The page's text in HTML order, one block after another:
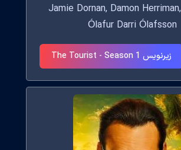
بازیگران: Jamie Dornan, Damon Herriman,
Ólafur Darri Ólafsson
زیرنویس The Tourist - Season 1